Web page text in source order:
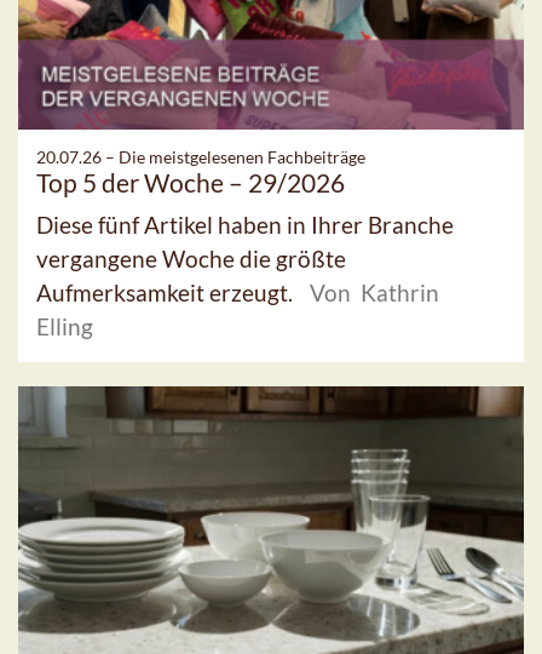
20.07.26 – Die meistgelesenen Fachbeiträge
Top 5 der Woche – 29/2026
Diese fünf Artikel haben in Ihrer Branche
vergangene Woche die größte
Aufmerksamkeit erzeugt.
Von Kathrin
Elling